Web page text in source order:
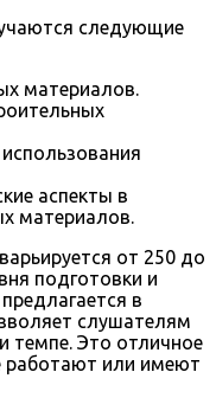
следующие
материалов.
аспекты в
материалов.
от 250 до
подготовки и
в
слушателям
темпе. Это отличное
работают или имеют